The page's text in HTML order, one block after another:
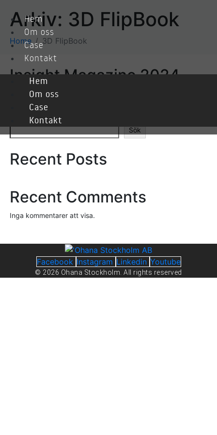
Hem
Om oss
Case
Kontakt
Hem
Om oss
Case
Kontakt
Arkiv: 3D FlipBook
Home 3D FlipBook
Insight Magazine 2024
Sök
Recent Posts
Recent Comments
Inga kommentarer att visa.
Facebook Instagram Linkedin Youtube
© 2026 Ohana Stockholm. All rights reserved